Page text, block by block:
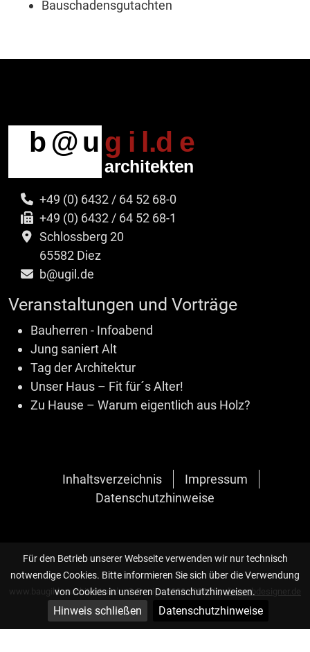
Für den Betrieb unserer Webseite verwenden wir nur technisch
notwendige Cookies. Bitte informieren Sie sich über die Verwendung
von Cookies in unseren Datenschutzhinweisen.
Hinweis schließen Datenschutzhinweise
Bauschadensgutachten
+49 (0) 6432 / 64 52 68-0
+49 (0) 6432 / 64 52 68-1
Schlossberg 20
65582 Diez
b@ugil.de
Veranstaltungen und Vorträge
Bauherren - Infoabend
Jung saniert Alt
Tag der Architektur
Unser Haus – Fit für´s Alter!
Zu Hause – Warum eigentlich aus Holz?
Inhaltsverzeichnis
Impressum
Datenschutzhinweise
www.baugilde-architekten.de, © Design 2020 - 2026 bydie-webdesigner.de